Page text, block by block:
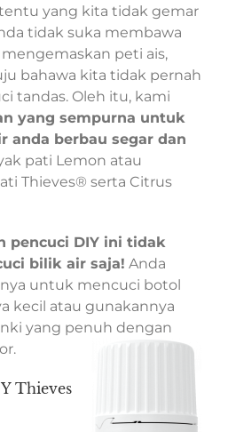
yang kita tidak gemar
tidak suka membawa
peti ais,
bahawa kita tidak pernah
tandas. Oleh itu, kami
yang sempurna untuk
anda berbau segar dan
pati Lemon atau
Thieves® serta Citrus
pencuci DIY ini tidak
bilik air saja! Anda
untuk mencuci botol
kecil atau gunakannya
yang penuh dengan
Thieves